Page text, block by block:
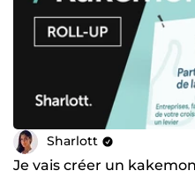
Sharlott
Je vais créer un